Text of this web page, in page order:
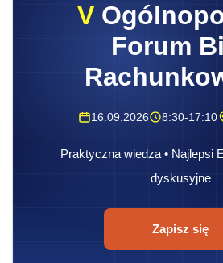
V
Forum
16.09.2026 8:30-17:10
Praktyczna wiedza • Najlepsi
dyskusyjne
Zapisz się